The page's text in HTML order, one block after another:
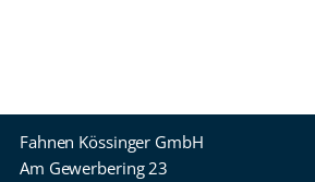
Fahnen Kössinger GmbH
Am Gewerbering 23